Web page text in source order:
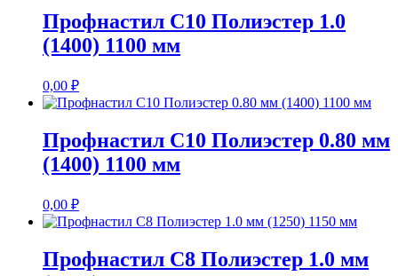
Профнастил С10 Полиэстер 1.0
(1400) 1100 мм
0,00 ₽
Профнастил С10 Полиэстер 0.80 мм
(1400) 1100 мм
0,00 ₽
Профнастил С8 Полиэстер 1.0 мм